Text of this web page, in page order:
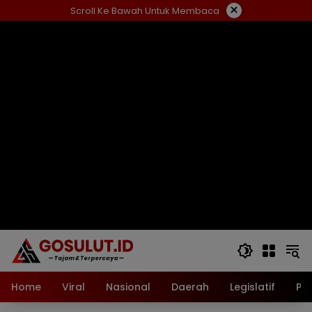
ke
Scroll Ke Bawah Untuk Membaca ×
Home Viral Nasional Daerah Legislatif